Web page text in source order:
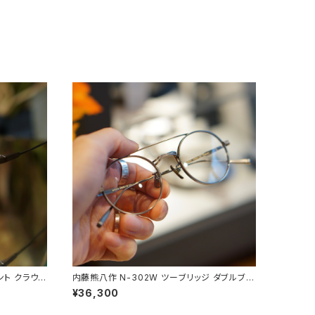
クラウン
内藤熊八作 N-302W ツーブリッジ ダブルブリ
ッジ 丸メガネ ラウンド
¥36,300